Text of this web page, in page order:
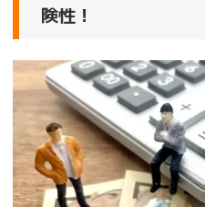
険性！